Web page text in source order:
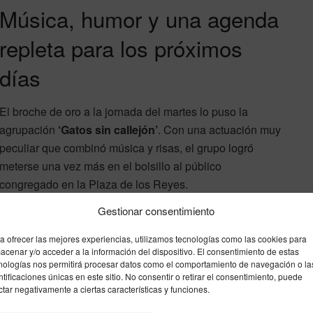
Gestionar consentimiento
ofrecer las mejores experiencias, utilizamos tecnologías como las cookies para
y/o acceder a la información del dispositivo. El consentimiento de estas
nos permitirá procesar datos como el comportamiento de navegación o
únicas en este sitio. No consentir o retirar el consentimiento, puede
negativamente a ciertas características y funciones.
Música, humor y una agenda
repleta para los próximos
días
El broche de oro a la jornada del martes lo puso la
agrupación ‘Gatos sin callejón’. Con una actuación muy
peculiar que combinó música y risas, el grupo logró
meterse una vez más en el bolsillo al público
congregado en la Plaza de los Reyes.
📅 Guía de actividades:
Lo que está por venir
Miércoles 3 de junio:Jornada de